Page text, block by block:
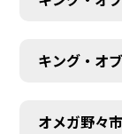
キング・オ
オメガ野々